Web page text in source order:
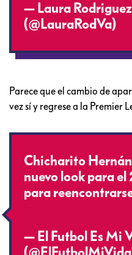
— Laura
(@LauraRodVa)
Parece que el cambio de
vez sí y regrese a la Premier
Chicharito
nuevo look para el
para
— El Futbol Es Mi